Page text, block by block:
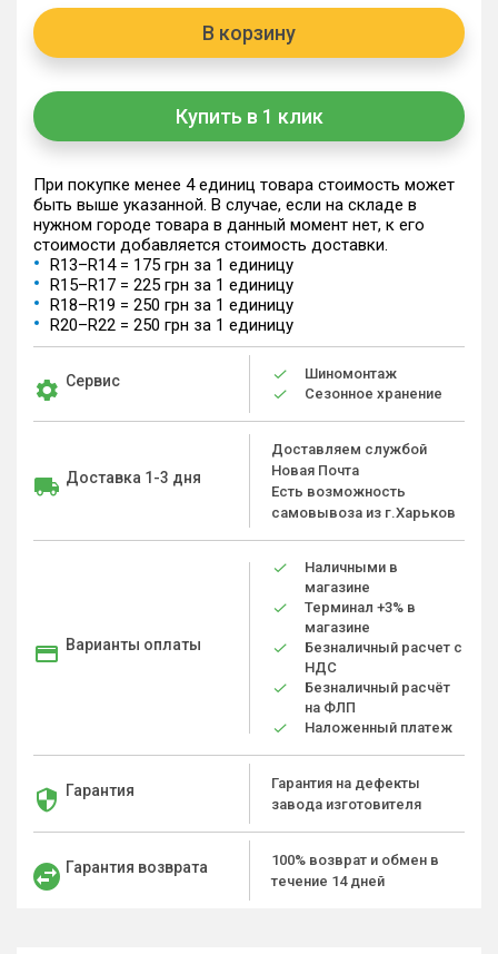
В корзину
Купить в 1 клик
При покупке менее 4 единиц товара стоимость может
быть выше указанной. В случае, если на складе в
нужном городе товара в данный момент нет, к его
стоимости добавляется стоимость доставки.
R13–R14 = 175 грн за 1 единицу
R15–R17 = 225 грн за 1 единицу
R18–R19 = 250 грн за 1 единицу
R20–R22 = 250 грн за 1 единицу
Сервис
Шиномонтаж
Сезонное хранение
Доставка 1-3 дня
Доставляем службой
Новая Почта
Есть возможность
самовывоза из г.Харьков
Варианты оплаты
Наличными в
магазине
Терминал +3% в
магазине
Безналичный расчет с
НДС
Безналичный расчёт
на ФЛП
Наложенный платеж
Гарантия
Гарантия на дефекты
завода изготовителя
Гарантия возврата
100% возврат и обмен в
течение 14 дней